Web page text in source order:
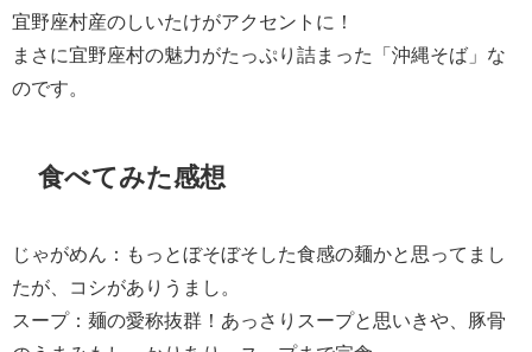
宜野座村産のしいたけがアクセントに！
まさに宜野座村の魅力がたっぷり詰まった「沖縄そば」な
のです。
食べてみた感想
じゃがめん：もっとぼそぼそした食感の麺かと思ってまし
たが、コシがありうまし。
スープ：麺の愛称抜群！あっさりスープと思いきや、豚骨